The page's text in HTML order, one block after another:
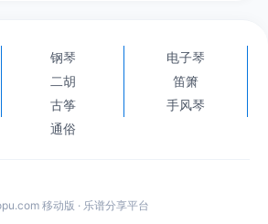
钢琴
电子琴
二胡
笛箫
古筝
手风琴
通俗
移动版 · 乐谱分享平台